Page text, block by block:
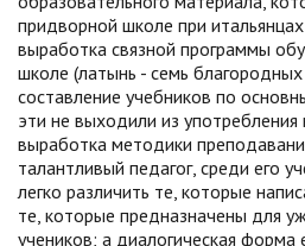
придворной школе при
выработка связной программы
школе (латынь - семь благородных
составление учебников по
эти не выходили из употребления
выработка методики
талантливый педагог, среди его
легко различить те, которые
те, которые предназначены для
учеников; а диалогическая форма